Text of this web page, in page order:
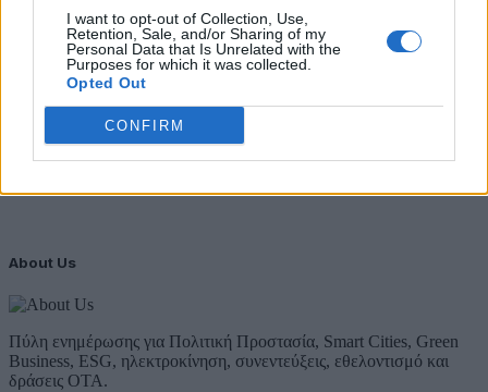
I want to opt-out of Collection, Use,
Retention, Sale, and/or Sharing of my
Personal Data that Is Unrelated with the
Purposes for which it was collected.
Opted Out
CONFIRM
Newsletter Citygen.gr
Λάβετε όλα τα τελευταία νέα από τον χώρο της Πολιτικής
Προστασίας, του ESG, του Green Business και των ΟΤΑ
Email
Συμφωνώ με την Πολιτική Δεδομένων
About Us
Πύλη ενημέρωσης για Πολιτική Προστασία, Smart Cities, Green
Business, ESG, ηλεκτροκίνηση, συνεντεύξεις, εθελοντισμό και
δράσεις ΟΤΑ.